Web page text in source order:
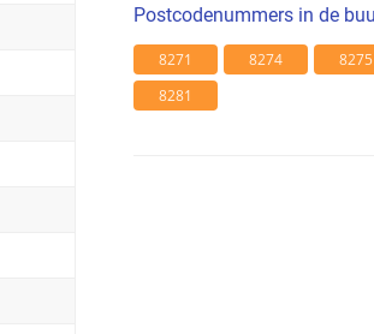
Postcodenummers in de
8271 8274 8275
8281